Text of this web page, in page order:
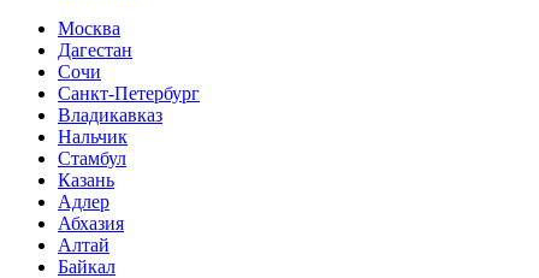
Москва
Дагестан
Сочи
Санкт-Петербург
Владикавказ
Нальчик
Стамбул
Казань
Адлер
Абхазия
Алтай
Байкал